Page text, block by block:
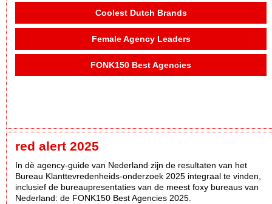
Coolest Dutch Brands
Female Agency Leaders
FONK150 Best Agencies
red alert 2025
In dè agency-guide van Nederland zijn de resultaten van het
Bureau Klanttevredenheids-onderzoek 2025 integraal te vinden,
inclusief de bureaupresentaties van de meest foxy bureaus van
Nederland: de FONK150 Best Agencies 2025.